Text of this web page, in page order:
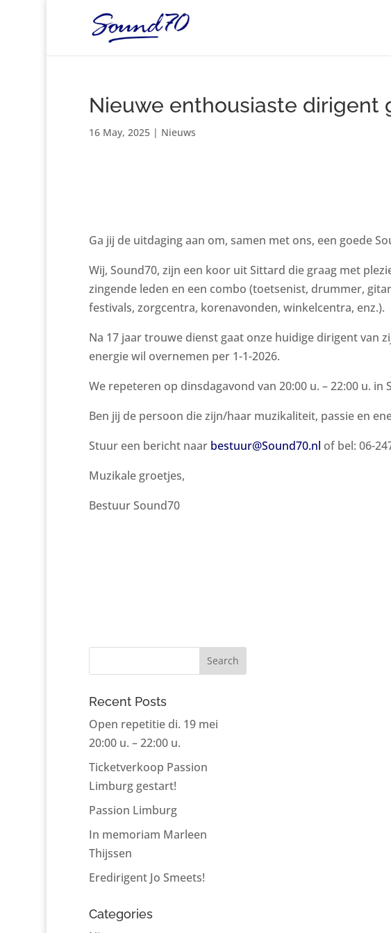
Nieuwe enthousiaste dirigent
16 May, 2025| Nieuws
Ga jij de uitdaging aan om, samen met ons, een goede
Wij, Sound70, zijn een koor uit Sittard die graag met
zingende leden en een combo (toetsenist, drummer,
festivals, zorgcentra, korenavonden, winkelcentra, enz.).
Na 17 jaar trouwe dienst gaat onze huidige dirigent van
energie wil overnemen per 1-1-2026.
We repeteren op dinsdagavond van 20:00 u. – 22:00 u.
Ben jij de persoon die zijn/haar muzikaliteit, passie en
Stuur een bericht naar bestuur@Sound70.nl of bel: 06-
Muzikale groetjes,
Bestuur Sound70
Recent Posts
Open repetitie di. 19 mei
20:00 u. – 22:00 u.
Ticketverkoop Passion
Limburg gestart!
Passion Limburg
In memoriam Marleen
Thijssen
Eredirigent Jo Smeets!
Categories